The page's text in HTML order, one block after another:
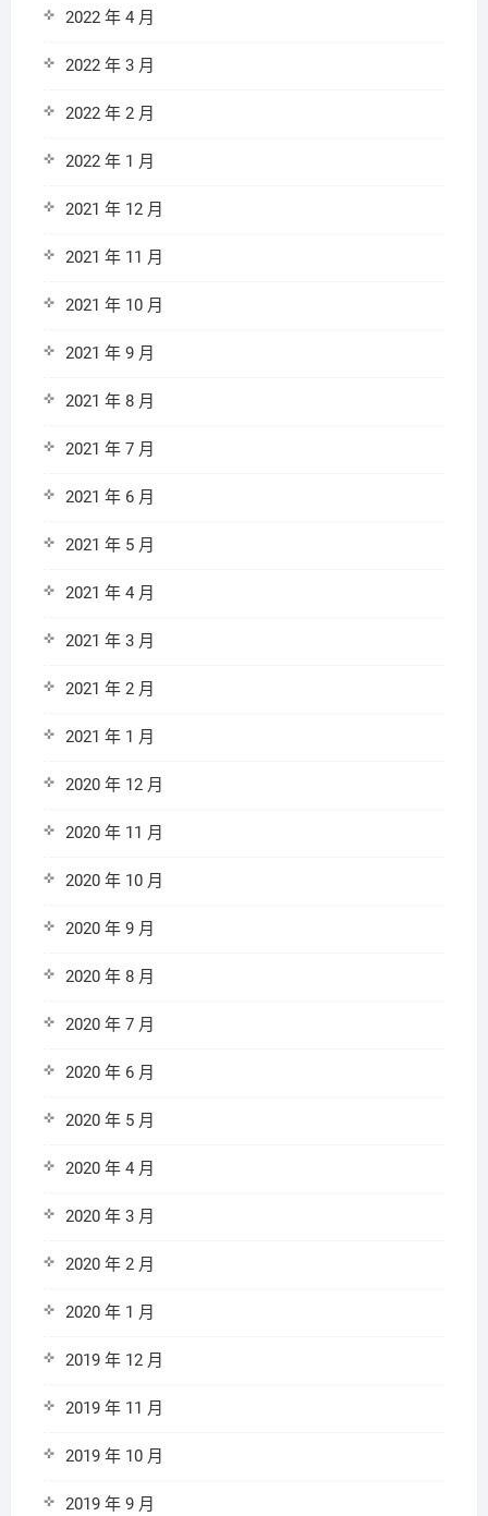
2022 年 4 月
2022 年 3 月
2022 年 2 月
2022 年 1 月
2021 年 12 月
2021 年 11 月
2021 年 10 月
2021 年 9 月
2021 年 8 月
2021 年 7 月
2021 年 6 月
2021 年 5 月
2021 年 4 月
2021 年 3 月
2021 年 2 月
2021 年 1 月
2020 年 12 月
2020 年 11 月
2020 年 10 月
2020 年 9 月
2020 年 8 月
2020 年 7 月
2020 年 6 月
2020 年 5 月
2020 年 4 月
2020 年 3 月
2020 年 2 月
2020 年 1 月
2019 年 12 月
2019 年 11 月
2019 年 10 月
2019 年 9 月